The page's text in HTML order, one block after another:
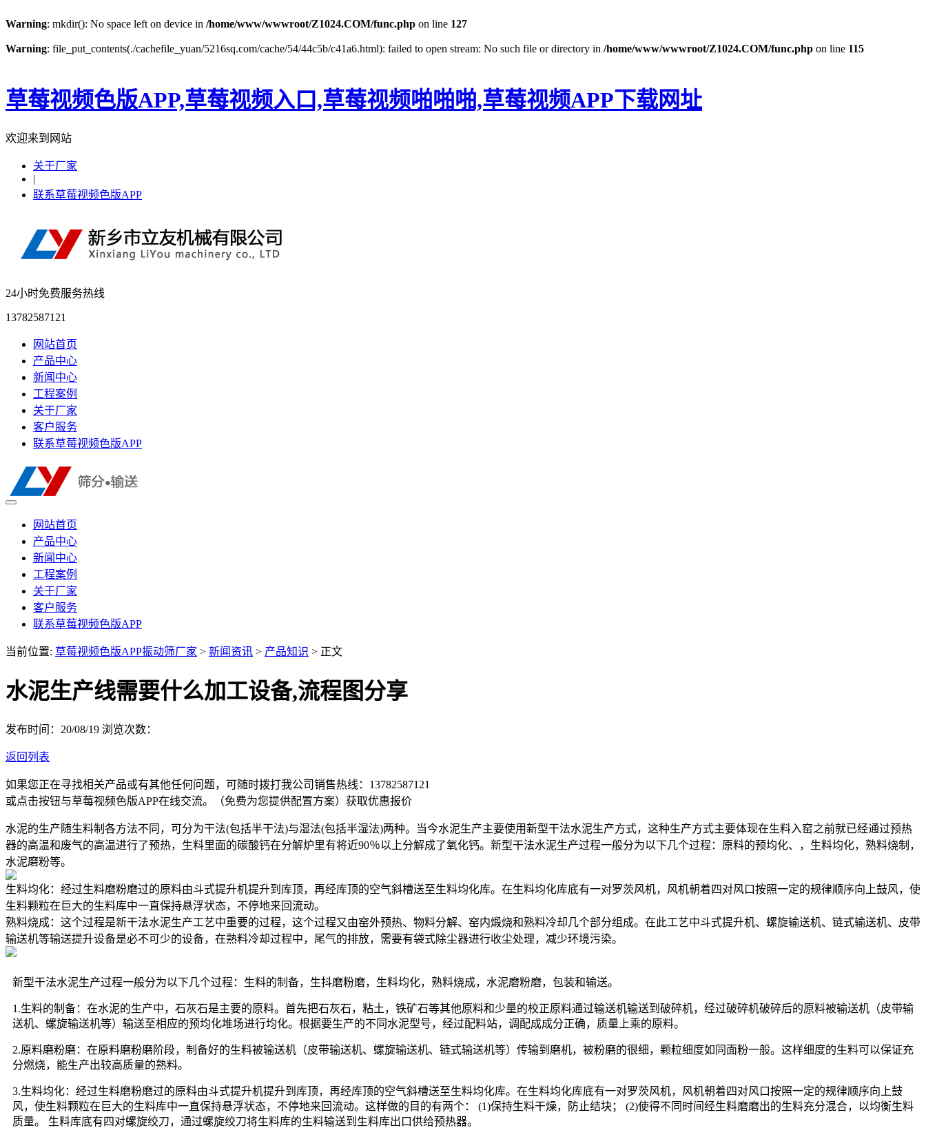
Warning: mkdir(): No space left on device in /home/www/wwwroot/Z1024.COM/func.php on line 127
Warning: file_put_contents(./cachefile_yuan/5216sq.com/cache/54/44c5b/c41a6.html): failed to open stream: No such file or directory in /home/www/wwwroot/Z1024.COM/func.php on line 115
草莓视频色版APP,草莓视频入口,草莓视频啪啪啪,草莓视频APP下载网址
欢迎来到网站
关于厂家
|
联系草莓视频色版APP
24小时免费服务热线
13782587121
网站首页
产品中心
新闻中心
工程案例
关于厂家
客户服务
联系草莓视频色版APP
网站首页
产品中心
新闻中心
工程案例
关于厂家
客户服务
联系草莓视频色版APP
当前位置: 草莓视频色版APP振动筛厂家 > 新闻资讯 > 产品知识 > 正文
水泥生产线需要什么加工设备,流程图分享
发布时间：20/08/19 浏览次数：
返回列表
如果您正在寻找相关产品或有其他任何问题，可随时拨打我公司销售热线： 13782587121
或点击按钮与草莓视频色版APP在线交流。（免费为您提供配置方案） 获取优惠报价
水泥的生产随生料制各方法不同，可分为干法(包括半干法)与湿法(包括半湿法)两种。当今水泥生产主要使用新型干法水泥生产方式，这种生产方式主要体现在生料入窑之前就已经通过预热
器的高温和废气的高温进行了预热，生料里面的碳酸钙在分解炉里有将近90％以上分解成了氧化钙。新型干法水泥生产过程一般分为以下几个过程：原料的预均化、，生料均化，熟料烧制，
水泥磨粉等。
生料均化：经过生料磨粉磨过的原料由斗式提升机提升到库顶，再经库顶的空气斜槽送至生料均化库。在生料均化库底有一对罗茨风机，风机朝着四对风口按照一定的规律顺序向上鼓风，使
生料颗粒在巨大的生料库中一直保持悬浮状态，不停地来回流动。
熟料烧成：这个过程是新干法水泥生产工艺中重要的过程，这个过程又由窑外预热、物料分解、窑内煅烧和熟料冷却几个部分组成。在此工艺中斗式提升机、螺旋输送机、链式输送机、皮带
输送机等输送提升设备是必不可少的设备，在熟料冷却过程中，尾气的排放，需要有袋式除尘器进行收尘处理，减少环境污染。
新型干法水泥生产过程一般分为以下几个过程：生料的制备，生抖磨粉磨，生料均化，熟料烧成，水泥磨粉磨，包装和输送。
1.生料的制备：在水泥的生产中，石灰石是主要的原料。首先把石灰石，粘土，铁矿石等其他原料和少量的校正原料通过输送机输送到破碎机，经过破碎机破碎后的原料被输送机（皮带输
送机、螺旋输送机等）输送至相应的预均化堆场进行均化。根据要生产的不同水泥型号，经过配料站，调配成成分正确，质量上乘的原料。
2.原料磨粉磨：在原料磨粉磨阶段，制备好的生料被输送机（皮带输送机、螺旋输送机、链式输送机等）传输到磨机，被粉磨的很细，颗粒细度如同面粉一般。这样细度的生料可以保证充
分燃烧，能生产出较高质量的熟料。
3.生料均化：经过生料磨粉磨过的原料由斗式提升机提升到库顶，再经库顶的空气斜槽送至生料均化库。在生料均化库底有一对罗茨风机，风机朝着四对风口按照一定的规律顺序向上鼓
风，使生料颗粒在巨大的生料库中一直保持悬浮状态，不停地来回流动。这样做的目的有两个： (1)保持生料干燥，防止结块； (2)使得不同时间经生料磨磨出的生料充分混合，以均衡生料
质量。 生料库底有四对螺旋绞刀，通过螺旋绞刀将生料库的生料输送到生料库出口供给预热器。